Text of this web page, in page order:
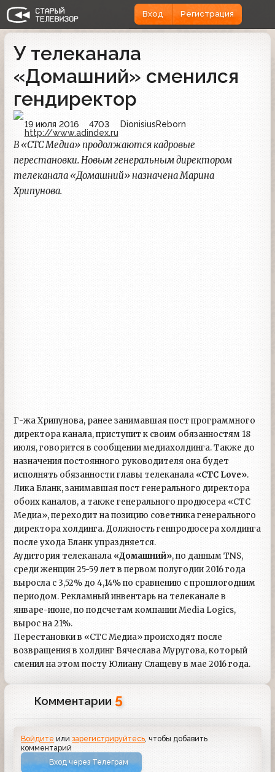
Вход Регистрация
У телеканала
«Домашний» сменился
гендиректор
19 июля 2016 4703
DionisiusReborn
http://www.adindex.ru
В «СТС Медиа» продолжаются кадровые
перестановки. Новым генеральным директором
телеканала «Домашний» назначена Марина
Хрипунова.
Г-жа Хрипунова, ранее занимавшая пост программного
директора канала, приступит к своим обязанностям 18
июля, говорится в сообщении медиахолдинга. Также до
назначения постоянного руководителя она будет
исполнять обязанности главы телеканала «CTC Love».
Лика Бланк, занимавшая пост генерального директора
обоих каналов, а также генерального продюсера «СТС
Медиа», переходит на позицию советника генерального
директора холдинга. Должность генпродюсера холдинга
после ухода Бланк упраздняется.
Аудитория телеканала «Домашний», по данным TNS,
среди женщин 25-59 лет в первом полугодии 2016 года
выросла с 3,52% до 4,14% по сравнению с прошлогодним
периодом. Рекламный инвентарь на телеканале в
январе-июне, по подсчетам компании Media Logics,
вырос на 21%.
Перестановки в «СТС Медиа» происходят после
возвращения в холдинг Вячеслава Муругова, который
сменил на этом посту Юлиану Слащеву в мае 2016 года.
Комментарии 5
Войдите илизарегистрируйтесь, чтобы добавить
комментарий
Вход через Телеграм